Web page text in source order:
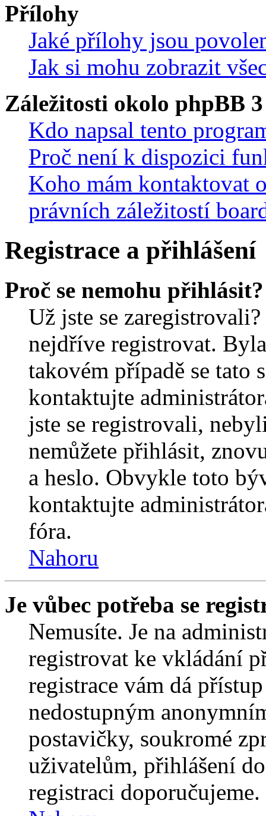
Přílohy
Jaké přílohy jsou
Jak si mohu zobrazit
Záležitosti okolo phpBB 3
Kdo napsal tento
Proč není k dispozici
Koho mám kontaktovat
právních záležitostí
Registrace a přihlášení
Proč se nemohu přihlásit?
Už jste se
nejdříve registrovat.
takovém případě se tato
kontaktujte
jste se registrovali,
nemůžete přihlásit,
a heslo. Obvykle toto
kontaktujte
fóra.
Nahoru
Je vůbec potřeba se
Nemusíte. Je na
registrovat ke vkládání
registrace vám dá
nedostupným
postavičky, soukromé
uživatelům, přihlášení
registraci